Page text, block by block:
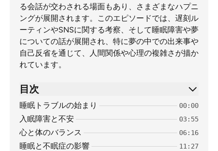
る会話が交わされる場面もあり、さまざまなハプニ
ングが展開されます。このエピソードでは、遅刻ル
ーティンやSNSに関する考察、そして睡眠障害や夢
についての話が展開され、特に夢の中での出来事や
自己反省を通じて、人間関係や心理の複雑さが描か
れています。
目次
睡眠トラブルの始まり 00:00
入眠障害と不安 03:55
心と体のバランス 06:16
睡眠と不眠症の影響 11:27